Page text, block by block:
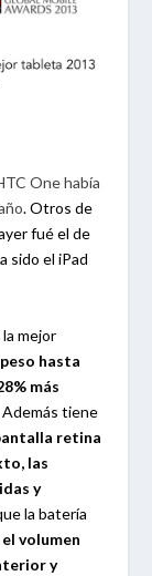
One había
. Otros de
fué el de
sido el iPad
mejor
hasta
más
Además tiene
retina
las
y
la batería
volumen
y